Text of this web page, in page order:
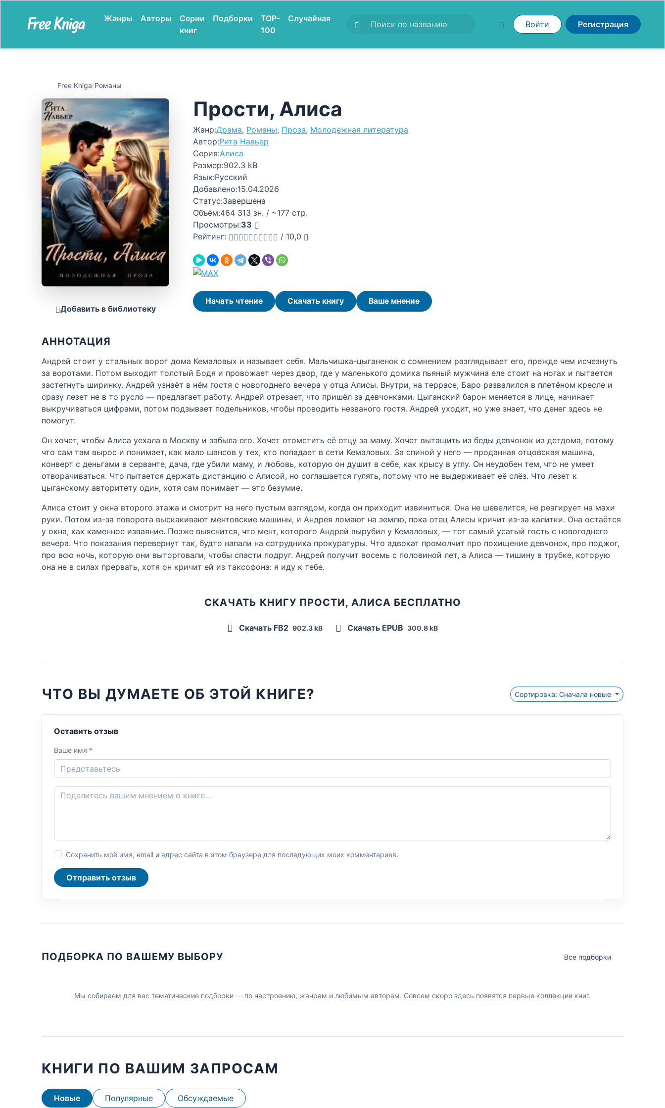
Жанры Авторы
Серии
книг
Подборки
TOP-
100
Случайная
Войти Регистрация
Free Kniga/Романы
Добавить в библиотеку
Прости, Алиса
Жанр:Драма, Романы, Проза, Молодежная литература
Автор:Рита Навьер
Серия:Алиса
Размер:902.3 kB
Язык:Русский
Добавлено:15.04.2026
Статус:Завершена
Объём:464 313 зн. / ~177 стр.
Просмотры:33
Рейтинг:
/ 10,0
Начать чтение Скачать книгу Ваше мнение
АННОТАЦИЯ
Андрей стоит у стальных ворот дома Кемаловых и называет себя. Мальчишка-цыганенок с сомнением разглядывает его, прежде чем исчезнуть
за воротами. Потом выходит толстый Бодя и провожает через двор, где у маленького домика пьяный мужчина еле стоит на ногах и пытается
застегнуть ширинку. Андрей узнаёт в нём гостя с новогоднего вечера у отца Алисы. Внутри, на террасе, Баро развалился в плетёном кресле и
сразу лезет не в то русло — предлагает работу. Андрей отрезает, что пришёл за девчонками. Цыганский барон меняется в лице, начинает
выкручиваться цифрами, потом подзывает подельников, чтобы проводить незваного гостя. Андрей уходит, но уже знает, что денег здесь не
помогут.
Он хочет, чтобы Алиса уехала в Москву и забыла его. Хочет отомстить её отцу за маму. Хочет вытащить из беды девчонок из детдома, потому
что сам там вырос и понимает, как мало шансов у тех, кто попадает в сети Кемаловых. За спиной у него — проданная отцовская машина,
конверт с деньгами в серванте, дача, где убили маму, и любовь, которую он душит в себе, как крысу в углу. Он неудобен тем, что не умеет
отворачиваться. Что пытается держать дистанцию с Алисой, но соглашается гулять, потому что не выдерживает её слёз. Что лезет к
цыганскому авторитету один, хотя сам понимает — это безумие.
Алиса стоит у окна второго этажа и смотрит на него пустым взглядом, когда он приходит извиниться. Она не шевелится, не реагирует на махи
руки. Потом из-за поворота выскакивают ментовские машины, и Андрея ломают на землю, пока отец Алисы кричит из-за калитки. Она остаётся
у окна, как каменное изваяние. Позже выяснится, что мент, которого Андрей вырубил у Кемаловых, — тот самый усатый гость с новогоднего
вечера. Что показания перевернут так, будто напали на сотрудника прокуратуры. Что адвокат промолчит про похищение девчонок, про поджог,
про всю ночь, которую они выторговали, чтобы спасти подруг. Андрей получит восемь с половиной лет, а Алиса — тишину в трубке, которую
она не в силах прервать, хотя он кричит ей из таксофона: я иду к тебе.
СКАЧАТЬ КНИГУ ПРОСТИ, АЛИСА БЕСПЛАТНО
Скачать FB2 902.3 kB Скачать EPUB 300.8 kB
ЧТО ВЫ ДУМАЕТЕ ОБ ЭТОЙ КНИГЕ? Сортировка: Сначала новые
Оставить отзыв
Ваше имя *
Сохранить моё имя, email и адрес сайта в этом браузере для последующих моих комментариев.
Отправить отзыв
ПОДБОРКА ПО ВАШЕМУ ВЫБОРУ Все подборки
Мы собираем для вас тематические подборки — по настроению, жанрам и любимым авторам. Совсем скоро здесь появятся первые коллекции книг.
КНИГИ ПО ВАШИМ ЗАПРОСАМ
Новые Популярные Обсуждаемые